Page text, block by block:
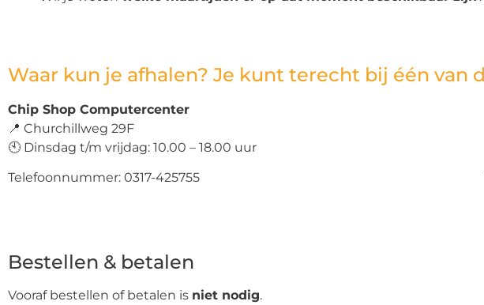
Waar kun je afhalen? Je kunt terecht bij één van
Chip Shop Computercenter
📍 Churchillweg 29F
🕙 Dinsdag t/m vrijdag: 10.00 – 18.00 uur
Telefoonnummer: 0317-425755
Bestellen & betalen
Vooraf bestellen of betalen is niet nodig.